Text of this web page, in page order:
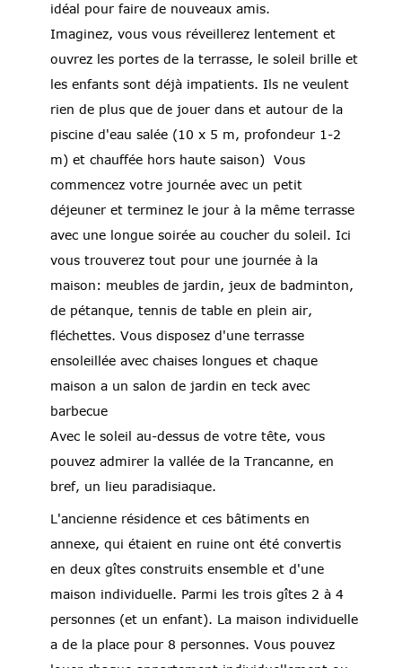
idéal pour faire de nouveaux amis.
Imaginez, vous vous réveillerez lentement et
ouvrez les portes de la terrasse, le soleil brille et
les enfants sont déjà impatients. Ils ne veulent
rien de plus que de jouer dans et autour de la
piscine d'eau salée (10 x 5 m, profondeur 1-2
m) et chauffée hors haute saison) Vous
commencez votre journée avec un petit
déjeuner et terminez le jour à la même terrasse
avec une longue soirée au coucher du soleil. Ici
vous trouverez tout pour une journée à la
maison: meubles de jardin, jeux de badminton,
de pétanque, tennis de table en plein air,
fléchettes. Vous disposez d'une terrasse
ensoleillée avec chaises longues et chaque
maison a un salon de jardin en teck avec
barbecue
Avec le soleil au-dessus de votre tête, vous
pouvez admirer la vallée de la Trancanne, en
bref, un lieu paradisiaque.
L'ancienne résidence et ces bâtiments en
annexe, qui étaient en ruine ont été convertis
en deux gîtes construits ensemble et d'une
maison individuelle. Parmi les trois gîtes 2 à 4
personnes (et un enfant). La maison individuelle
a de la place pour 8 personnes. Vous pouvez